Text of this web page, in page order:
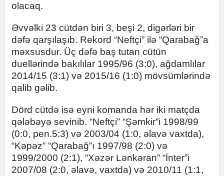
olacaq.
Əvvəlki 23 cütdən biri 3, beşi 2, digərləri bir
dəfə qarşılaşıb. Rekord “Neftçi” ilə “Qarabağ”a
məxsusdur. Üç dəfə baş tutan cütün
duellərində bakılılar 1995/96 (3:0), ağdamlılar
2014/15 (3:1) və 2015/16 (1:0) mövsümlərində
qalib gəlib.
Dörd cütdə isə eyni komanda hər iki matçda
qələbəyə sevinib. “Neftçi” “Şəmkir”i 1998/99
(0:0, pen.5:3) və 2003/04 (1:0, əlavə vaxtda),
“Kəpəz” “Qarabağ”ı 1997/98 (2:0) və
1999/2000 (2:1), “Xəzər Lənkəran” “İnter”i
2007/08 (2:0, əlavə, vaxtda) və 2010/11 (1:1,